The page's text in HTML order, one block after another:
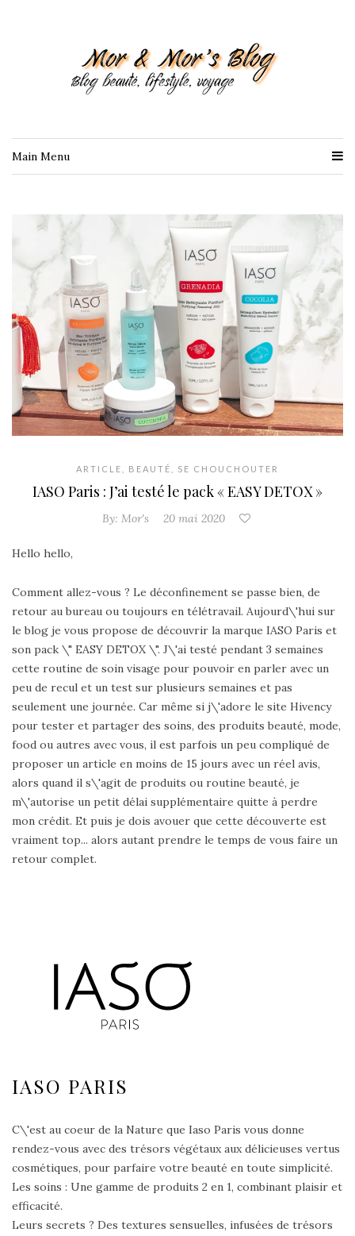
Main Menu
ARTICLE BEAUTÉ SE CHOUCHOUTER
IASO Paris : J’ai testé le pack « EASY DETOX »
By: Mor's 20 mai 2020
Hello hello,
Comment allez-vous ? Le déconfinement se passe bien, de
retour au bureau ou toujours en télétravail. Aujourd\'hui sur
le blog je vous propose de découvrir la marque IASO Paris et
son pack \" EASY DETOX \". J\'ai testé pendant 3 semaines
cette routine de soin visage pour pouvoir en parler avec un
peu de recul et un test sur plusieurs semaines et pas
seulement une journée. Car même si j\'adore le site Hivency
pour tester et partager des soins, des produits beauté, mode,
food ou autres avec vous, il est parfois un peu compliqué de
proposer un article en moins de 15 jours avec un réel avis,
alors quand il s\'agit de produits ou routine beauté, je
m\'autorise un petit délai supplémentaire quitte à perdre
mon crédit. Et puis je dois avouer que cette découverte est
vraiment top... alors autant prendre le temps de vous faire un
retour complet.
IASO PARIS
C\'est au coeur de la Nature que Iaso Paris vous donne
rendez-vous avec des trésors végétaux aux délicieuses vertus
cosmétiques, pour parfaire votre beauté en toute simplicité.
Les soins : Une gamme de produits 2 en 1, combinant plaisir et
efficacité.
Leurs secrets ? Des textures sensuelles, infusées de trésors